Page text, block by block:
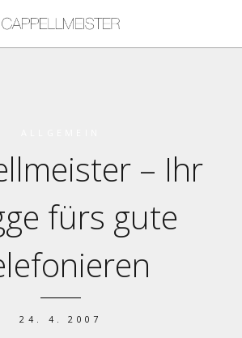
– Ihr
fürs gute
24. 4. 2007